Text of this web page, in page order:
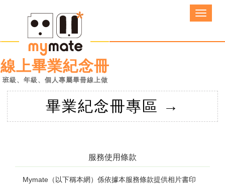
線上畢業紀念冊
班級、年級、個人專屬畢冊線上做
畢業紀念冊專區 →
服務使用條款
Mymate（以下稱本網）係依據本服務條款提供相片書印